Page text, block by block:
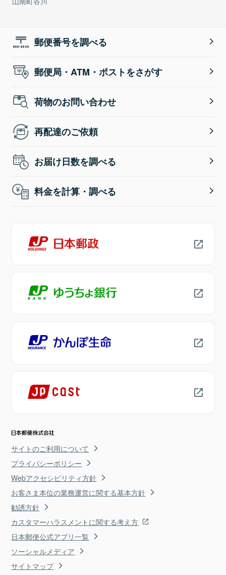
郵便番号を調べる
郵便局・ATM・ポストをさがす
荷物のお問い合わせ
再配達のご依頼
お届け日数を調べる
料金を計算・調べる
サイトのご利用について
プライバシーポリシー
Webアクセシビリティ方針
お客さま本位の業務運営に関する基本方針
勧誘方針
カスタマーハラスメントに関する考え方
日本郵便公式アプリ一覧
ソーシャルメディア
サイトマップ